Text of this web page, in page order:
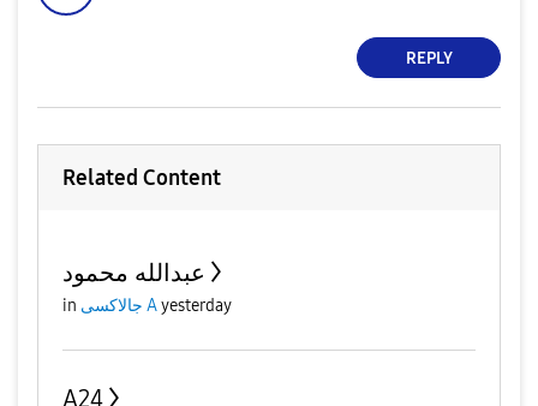
REPLY
Related Content
عبدالله محمود
in جالاكسى Ayesterday
A24